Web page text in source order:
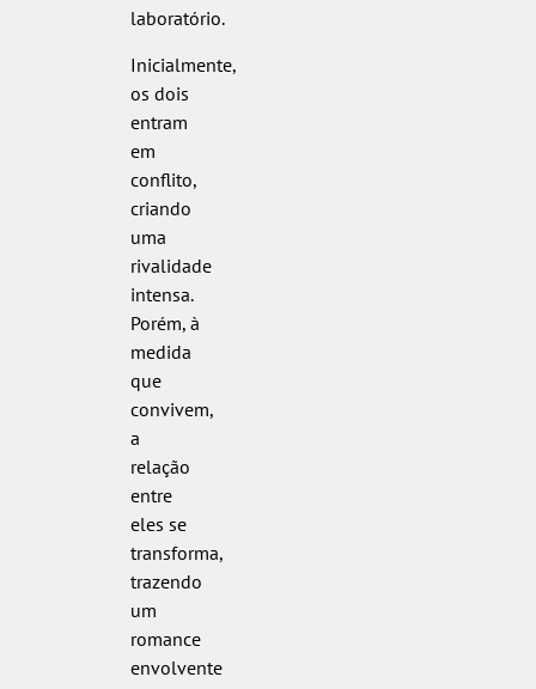
laboratório.
Inicialmente,
os dois
entram
em
conflito,
criando
uma
rivalidade
intensa.
Porém, à
medida
que
convivem,
a
relação
entre
eles se
transforma,
trazendo
um
romance
envolvente